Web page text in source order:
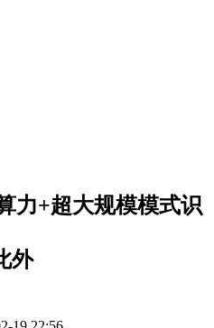
力+超大规模模式识
外